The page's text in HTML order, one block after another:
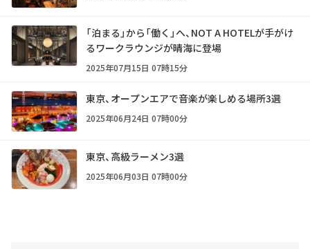
「泊まる」から「働く」へ、NOT A HOTELが手がけ
るワークラウンジが晴海に登場
2025年07月15日 07時15分
東京、オープンエアで音楽が楽しめる場所3選
2025年06月24日 07時00分
東京、高級ラーメン3選
2025年06月03日 07時00分